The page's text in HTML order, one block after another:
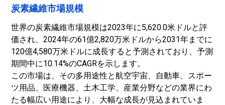
炭素繊維市場規模
世界の炭素繊維市場規模は2023年に5,620.0米ドルと評
価され、2024年の61億2,820万米ドルから2031年までに
120億4,580万米ドルに成長すると予測されており、予測
期間中に10.14%のCAGRを示します。
この市場は、その多用途性と航空宇宙、自動車、スポー
ツ用品、医療機器、土木工学、産業分野などの業界にわ
たる幅広い用途により、大幅な成長が見込まれていま